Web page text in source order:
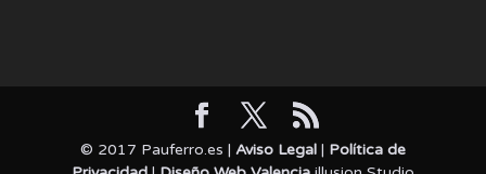
© 2017 Pauferro.es | Aviso Legal| Política de